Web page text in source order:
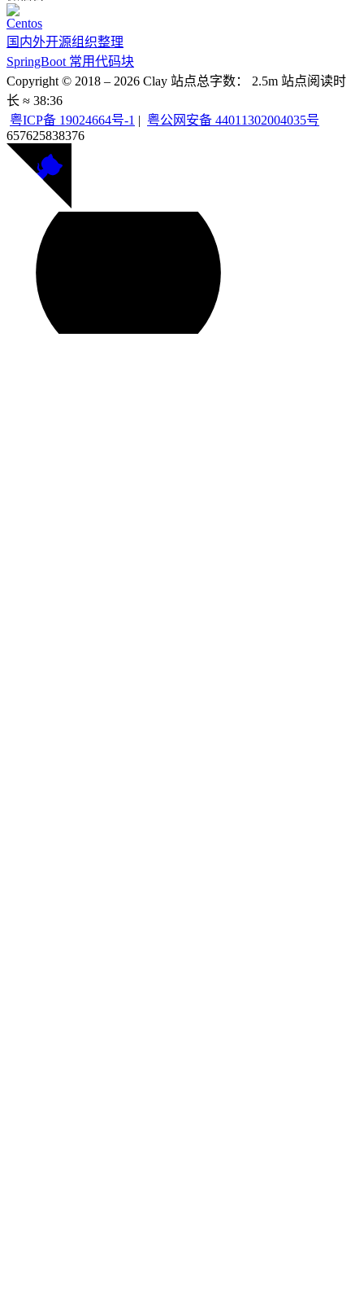
Centos
国内外开源组织整理
SpringBoot 常用代码块
Copyright © 2018 – 2026 Clay 站点总字数： 2.5m 站点阅读时
长 ≈ 38:36
粤ICP备 19024664号-1 | 粤公网安备 44011302004035号
657625838376